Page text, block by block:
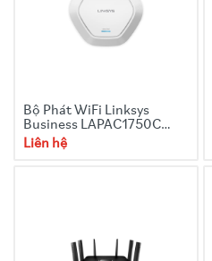
Bộ Phát WiFi Linksys
Business LAPAC1750C
AC1750 Dual-Band Cloud
Wireless Access Point
Liên hệ